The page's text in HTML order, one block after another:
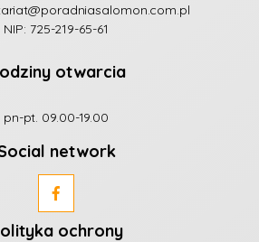
NIP: 725-219-65-61
otwarcia
pn-pt. 09.00-19.00
network
ochrony